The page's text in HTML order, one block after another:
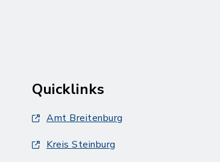
Quicklinks
Amt Breitenburg
Kreis Steinburg